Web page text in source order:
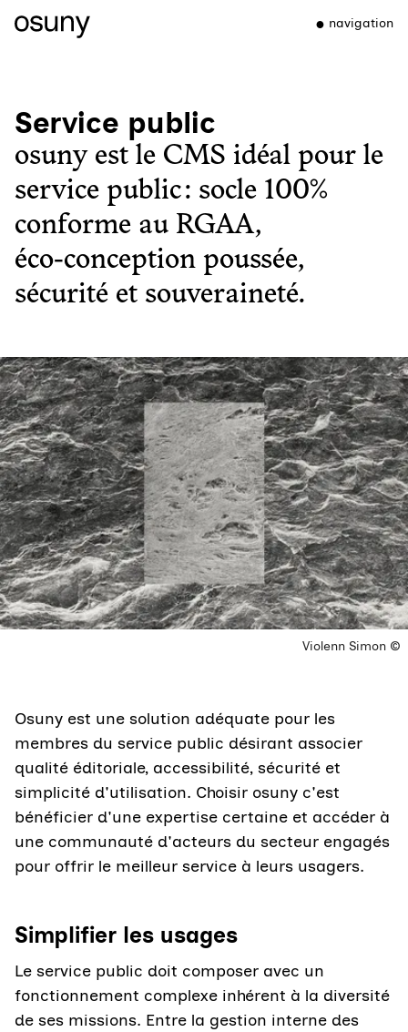
navigation
Service public
osuny est le CMS idéal pour le
service public : socle 100%
conforme au RGAA,
éco‑conception poussée,
sécurité et souveraineté.
Droits réservés :
Violenn Simon
Osuny est une solution adéquate pour les
membres du service public désirant associer
qualité éditoriale, accessibilité, sécurité et
simplicité d'utilisation. Choisir osuny c'est
bénéficier d'une expertise certaine et accéder à
une communauté d'acteurs du secteur engagés
pour offrir le meilleur service à leurs usagers.
Simplifier les usages
Le service public doit composer avec un
fonctionnement complexe inhérent à la diversité
de ses missions. Entre la gestion interne des